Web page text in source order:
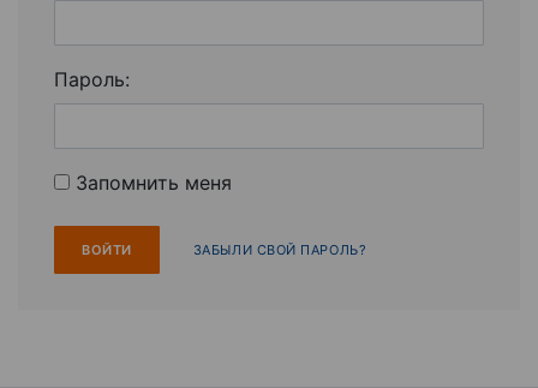
Пароль:
Запомнить меня
ЗАБЫЛИ СВОЙ ПАРОЛЬ?